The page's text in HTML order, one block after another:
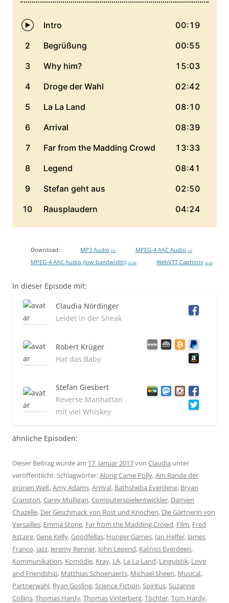
Download: MP3 Audio 0 B MPEG-4 AAC Audio 0 B
MPEG-4 AAC Audio (low bandwidth) 25 MB WebVTT Captions 74 KB
In dieser Episode mit:
Claudia Nördinger
Leidet in der Sneak
Robert Krüger
Hat das Baby
Stefan Giesbert
Reverse Manhattan
mit viel Whiskey
ähnliche Episoden:
Dieser Beitrag wurde am 17. Januar 2017von Claudia unter
veröffentlicht. Schlagwörter:Along Came Polly,Am Rande der
grünen Welt,Amy Adams,Arrival, Bathsheba Everdene, Bryan
Cranston,Carey Mulligan,Computerspielentwickler, Damien
Chazelle, Der Geschmack von Rost und Knochen, Die Gärtnerin von
Versailles, Emma Stone, Far from the Madding Crowd, Film, Fred
Astaire,Gene Kelly,Goodfellas, Hunger Games, Ian Helfer, James
Franco, jazz, Jeremy Renner, John Legend, Katniss Everdeen,
Kommunikation, Komödie, Kray, LA, La La Land, Linguistik, Love
and Friendship, Matthias Schoenaerts, Michael Sheen, Musical,
Partnerwahl, Ryan Gosling,Science Fiction,Spiritus,Suzanne
Collins,Thomas Hardy,Thomas Vinterberg,Töchter,Tom Hardy,